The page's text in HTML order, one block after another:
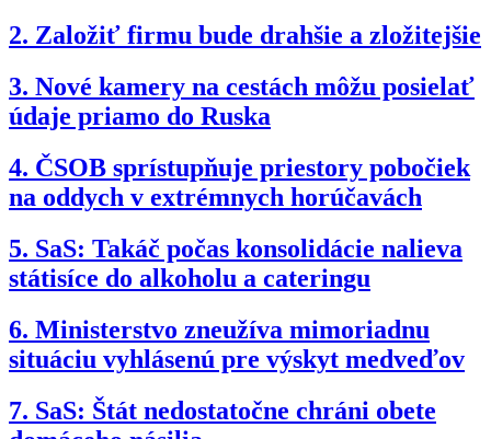
2. Založiť firmu bude drahšie a zložitejšie
3. Nové kamery na cestách môžu posielať
údaje priamo do Ruska
4. ČSOB sprístupňuje priestory pobočiek
na oddych v extrémnych horúčavách
5. SaS: Takáč počas konsolidácie nalieva
státisíce do alkoholu a cateringu
6. Ministerstvo zneužíva mimoriadnu
situáciu vyhlásenú pre výskyt medveďov
7. SaS: Štát nedostatočne chráni obete